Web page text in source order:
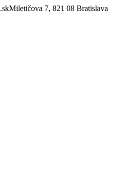
Miletičova 7, 821 08 Bratislava